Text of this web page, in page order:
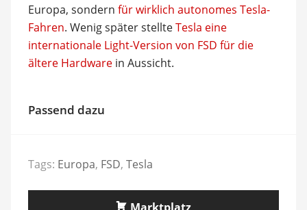
Europa, sondern für wirklich autonomes Tesla-
Fahren. Wenig später stellteTesla eine
internationale Light-Version von FSD für die
ältere Hardwarein Aussicht.
Passend dazu
Tags: Europa, FSD, Tesla
Marktplatz